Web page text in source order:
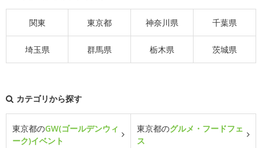
関東 東京都 神奈川県 千葉県
埼玉県 群馬県 栃木県 茨城県
カテゴリから探す
東京都のGW(ゴールデンウィ
ーク)イベント
東京都のグルメ・フードフェ
ス